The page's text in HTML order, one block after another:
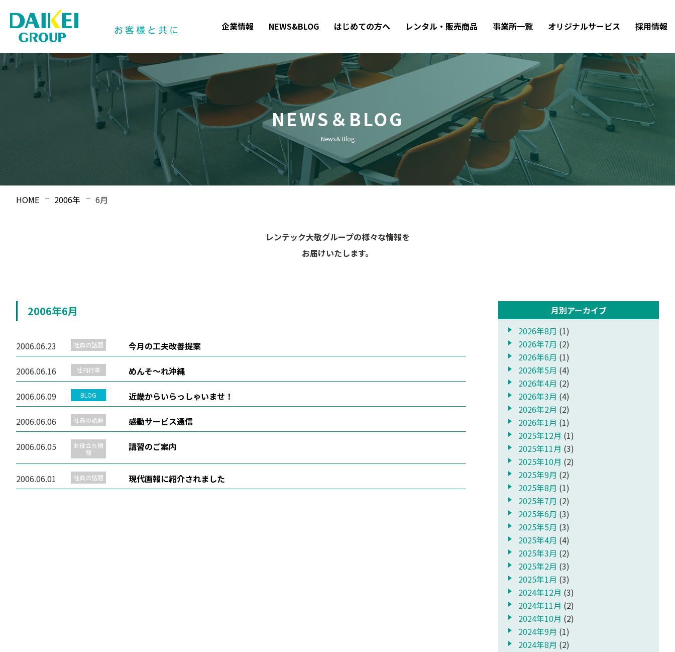
企業情報 NEWS&BLOG はじめての方へ レンタル・販売商品 事業所一覧 オリジナルサービス 採用情報
NEWS＆BLOG
News＆Blog
HOME 2006年 6月
レンテック大敬グループの様々な情報を
お届けいたします。
2006年6月
2006.06.23 社員の話題 今月の工夫改善提案
2006.06.16 社内行事 めんそ～れ沖縄
2006.06.09 BLOG 近畿からいらっしゃいませ！
2006.06.06 社員の話題 感動サービス通信
2006.06.05
お役立ち情
報
講習のご案内
2006.06.01 社員の話題 現代画報に紹介されました
月別アーカイブ
2026年8月 (1)
2026年7月 (2)
2026年6月 (1)
2026年5月 (4)
2026年4月 (2)
2026年3月 (4)
2026年2月 (2)
2026年1月 (1)
2025年12月 (1)
2025年11月 (3)
2025年10月 (2)
2025年9月 (2)
2025年8月 (1)
2025年7月 (2)
2025年6月 (3)
2025年5月 (3)
2025年4月 (4)
2025年3月 (2)
2025年2月 (3)
2025年1月 (3)
2024年12月 (3)
2024年11月 (2)
2024年10月 (2)
2024年9月 (1)
2024年8月 (2)